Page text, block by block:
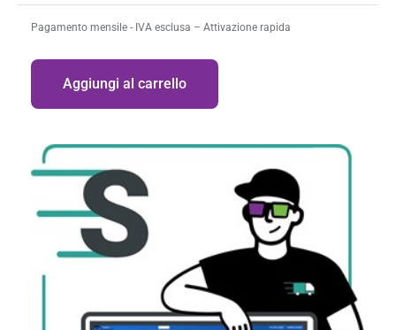
Pagamento mensile - IVA esclusa – Attivazione rapida
Aggiungi al carrello